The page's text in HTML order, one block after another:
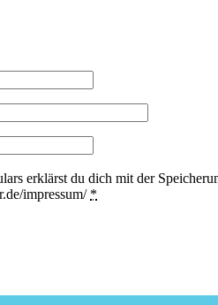
erklärst du dich mit der
impressum/ *